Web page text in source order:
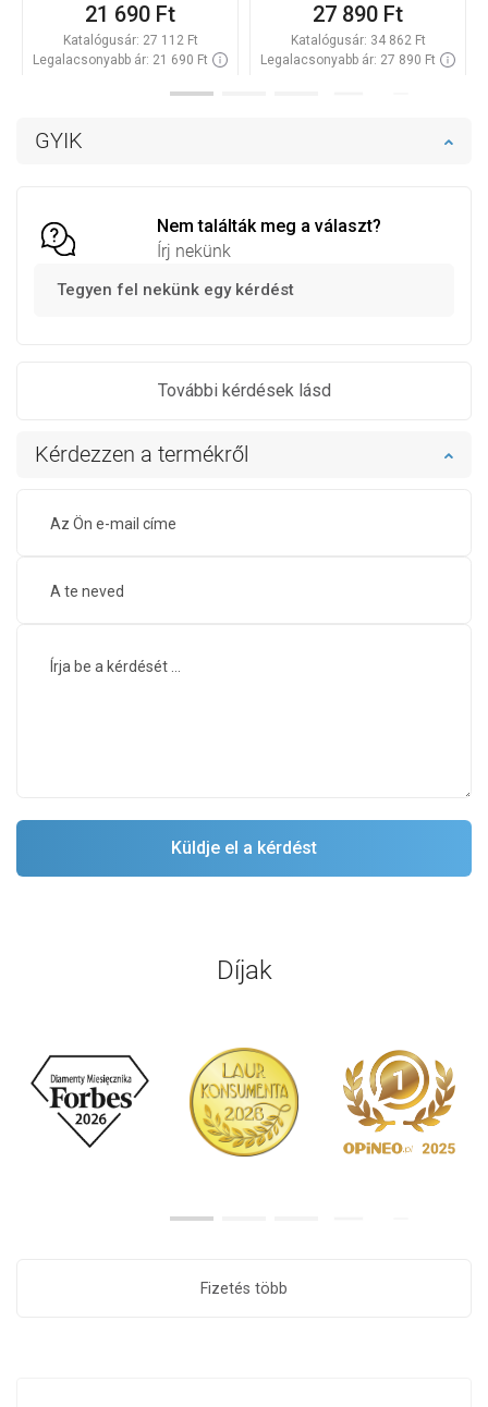
GYIK
Nem találták meg a választ?
Írj nekünk
Tegyen fel nekünk egy kérdést
További kérdések lásd
Kérdezzen a termékről
21 690 Ft
Katalógusár: 27 112 Ft
Legalacsonyabb ár: 21 690 Ft
27 890 Ft
Katalógusár: 34 862 Ft
Legalacsonyabb ár: 27 890 Ft
Díjak
Fizetés több